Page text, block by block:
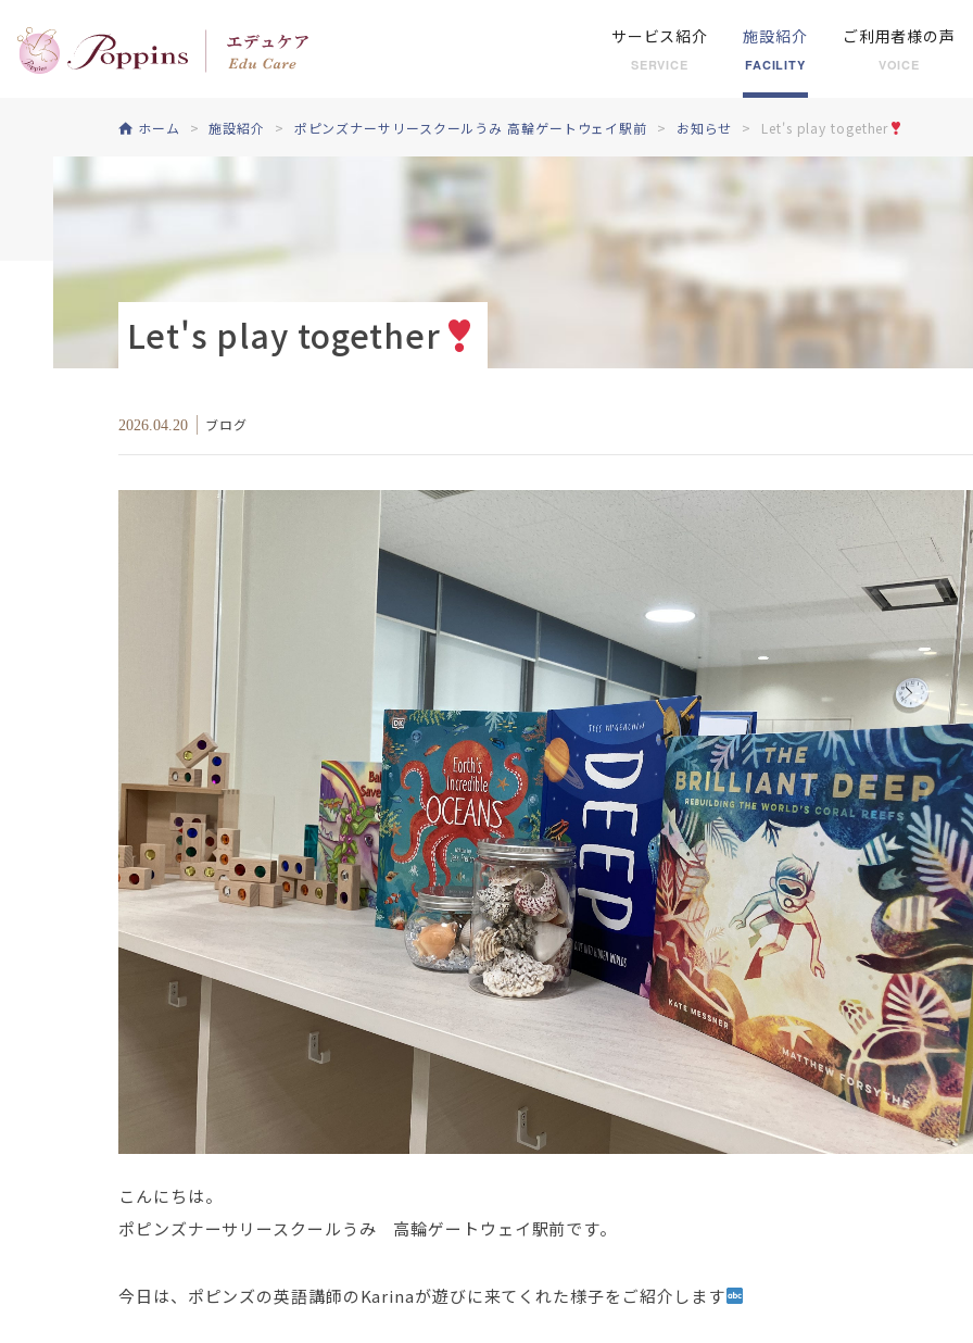
サービス紹介
SERVICE
施設紹介
FACILITY
ご利用者様の声
VOICE
ホーム 施設紹介 ポピンズナーサリースクールうみ 高輪ゲートウェイ駅前 お知らせ Let's play together
Let's play together
2026.04.20 ブログ
こんにちは。
ポピンズナーサリースクールうみ 高輪ゲートウェイ駅前です。
今日は、ポピンズの英語講師のKarinaが遊びに来てくれた様子をご紹介します